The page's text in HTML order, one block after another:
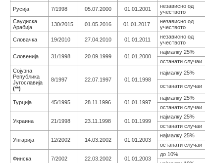
Русија 7/1998 05.07.2000 01.01.2001
независно од
учеството
Саудиска
Арабија
130/2015 01.05.2016 01.01.2017
независно од
учеството
Словачка 19/2010 27.04.2010 01.01.2011
независно од
учеството
Словенија 31/1998 20.09.1999 01.01.2000
најмалку 25%
останати случаи
Сојузна
Република
Југославија
(**)
8/1997 22.07.1997 01.01.1998
најмалку 25%
останати случаи
Турција 45/1995 28.11.1996 01.01.1997
најмалку 25%
останати случаи
Украина 21/1998 23.11.1998 01.01.1999
најмалку 25%
останати случаи
Унгарија 12/2002 14.03.2002 01.01.2003
најмалку 25%
останати случаи
Финска 7/2002 22.03.2002 01.01.2003
до 10%